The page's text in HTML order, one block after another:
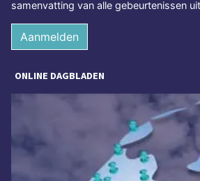
samenvatting van alle gebeurtenissen
Aanmelden
ONLINE DAGBLADEN